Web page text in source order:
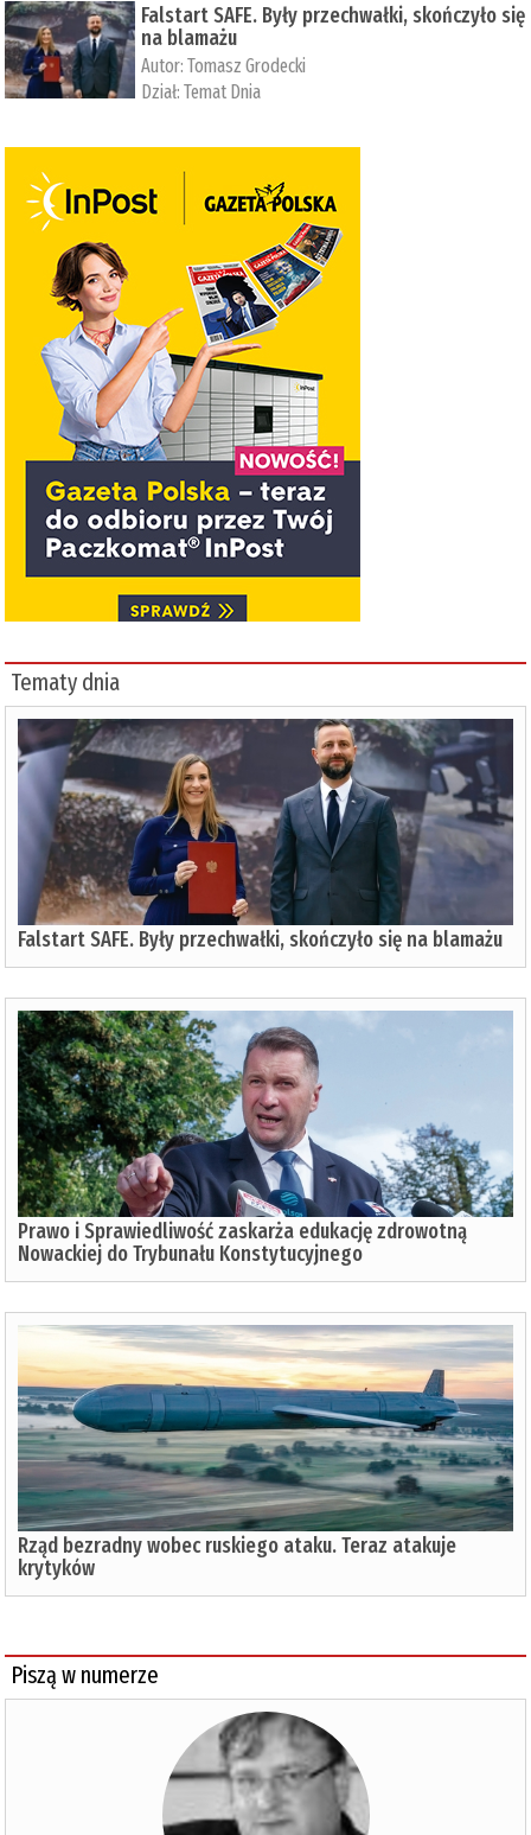
Falstart SAFE. Były przechwałki, skończyło się
na blamażu
Autor:Tomasz Grodecki
Dział:Temat Dnia
Tematy dnia
Falstart SAFE. Były przechwałki, skończyło się na blamażu
Prawo i Sprawiedliwość zaskarża edukację zdrowotną
Nowackiej do Trybunału Konstytucyjnego
Rząd bezradny wobec ruskiego ataku. Teraz atakuje
krytyków
Piszą w numerze